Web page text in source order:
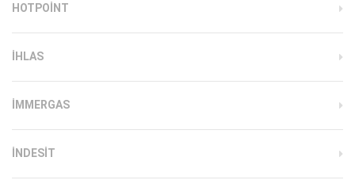
HOTPOINT
IHLAS
İMMERGAS
INDESIT